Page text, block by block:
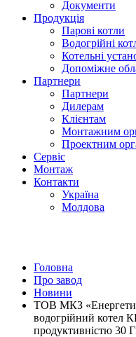
Документи
Продукцiя
Парові котли
Водогрiйнi
Котельні
Допоміжне
Партнери
Партнери
Дилерам
Клієнтам
Монтажним
Проектним
Сервiс
Монтаж
Контакти
Україна
Молдова
Головна
Про завод
Новини
ТОВ МКЗ
водогрійний котел
продуктивністю 30